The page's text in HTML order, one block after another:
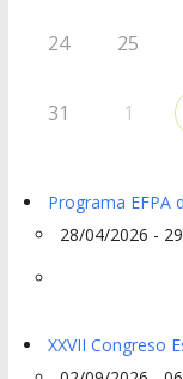
24 25
31 1
Programa EFPA
28/04/2026 -
XXVII Congreso